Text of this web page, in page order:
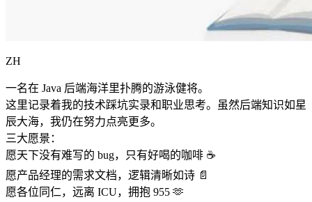
ZH
一名在 Java 后端海洋里扑腾的游泳健将。
这里记录着我的技术踩坑实录和职业思考。虽然后端知识如星
辰大海，我仍在努力点亮更多。
三大愿景：
愿天下没有难写的 bug，只有好喝的咖啡 ☕️
愿产品经理的需求文档，逻辑清晰如诗 📄
愿各位同仁，远离 ICU，拥抱 955 🫶